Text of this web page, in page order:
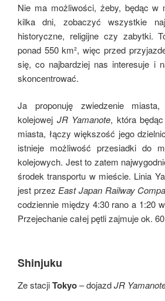
Nie ma możliwości, żeby, będąc w
kilka dni, zobaczyć wszystkie
historyczne, religijne czy zabytki.
ponad 550 km², więc przed
się, co najbardziej nas interesuje i
skoncentrować.
Ja proponuję zwiedzenie
kolejowej JR Yamanote, która
miasta, łączy większość jego
istnieje możliwość przesiadki do
kolejowych. Jest to zatem
środek transportu w mieście. Linia
jest przezEast Japan Railway
codziennie między 4:30 rano a 1:20
Przejechanie całej pętli zajmuje ok.
Shinjuku
Ze stacjiTokyo– dojazdJR